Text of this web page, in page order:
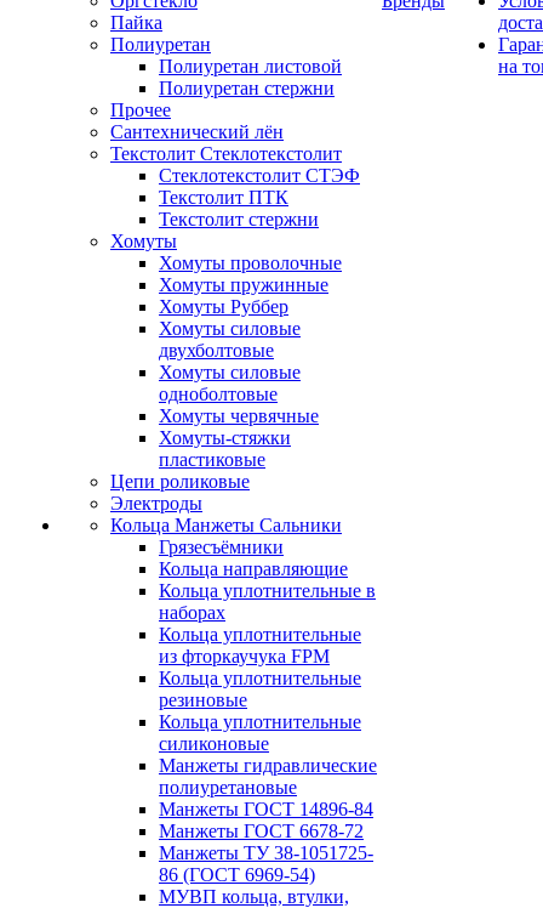
Пайка
Полиуретан
Полиуретан листовой
Полиуретан стержни
Прочее
Сантехнический лён
Текстолит Стеклотекстолит
Стеклотекстолит СТЭФ
Текстолит ПТК
Текстолит стержни
Хомуты
Хомуты проволочные
Хомуты пружинные
Хомуты Руббер
Хомуты силовые
двухболтовые
Хомуты силовые
одноболтовые
Хомуты червячные
Хомуты-стяжки
пластиковые
Цепи роликовые
Электроды
Кольца Манжеты Сальники
Грязесъёмники
Кольца направляющие
Кольца уплотнительные в
наборах
Кольца уплотнительные
из фторкаучука FPM
Кольца уплотнительные
резиновые
Кольца уплотнительные
силиконовые
Манжеты гидравлические
полиуретановые
Манжеты ГОСТ 14896-84
Манжеты ГОСТ 6678-72
Манжеты ТУ 38-1051725-
86 (ГОСТ 6969-54)
МУВП кольца, втулки,
на